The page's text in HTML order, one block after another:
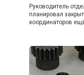
Руководитель
планировал
координаторов